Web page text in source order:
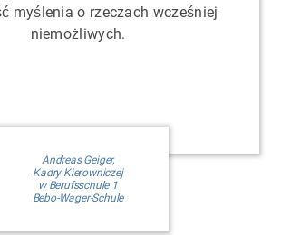
myślenia o rzeczach wcześniej
niemożliwych.
Andreas Geiger,
Kadry Kierowniczej
w Berufsschule 1
Bebo-Wager-Schule